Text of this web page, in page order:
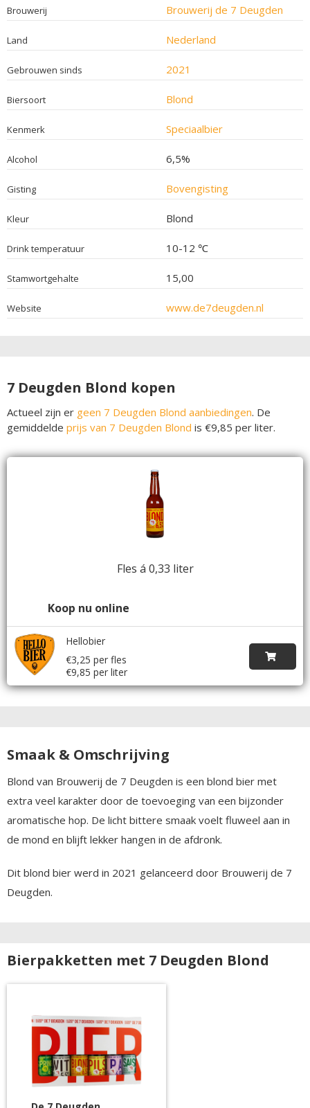
Brouwerij Brouwerij de 7 Deugden
Land Nederland
Gebrouwen sinds 2021
Biersoort Blond
Kenmerk Speciaalbier
Alcohol 6,5%
Gisting Bovengisting
Kleur Blond
Drink temperatuur 10-12 ℃
Stamwortgehalte 15,00
Website www.de7deugden.nl
7 Deugden Blond kopen
Actueel zijn er geen 7 Deugden Blond aanbiedingen. De
gemiddelde prijs van 7 Deugden Blond is €9,85 per liter.
Fles á 0,33 liter
Koop nu online
Hellobier
€3,25 per fles
€9,85 per liter
Smaak & Omschrijving
Blond van Brouwerij de 7 Deugden is een blond bier met
extra veel karakter door de toevoeging van een bijzonder
aromatische hop. De licht bittere smaak voelt fluweel aan in
de mond en blijft lekker hangen in de afdronk.
Dit blond bier werd in 2021 gelanceerd door Brouwerij de 7
Deugden.
Bierpakketten met 7 Deugden Blond